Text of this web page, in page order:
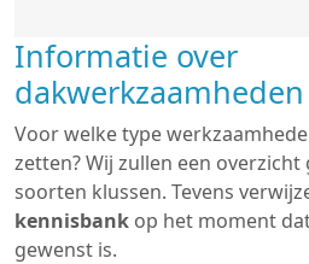
Informatie over
dakwerkzaamheden
Voor welke type
zetten? Wij zullen een overzicht
soorten klussen. Tevens
kennisbank op het moment
gewenst is.